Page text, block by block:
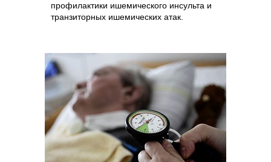
профилактики ишемического инсульта и
транзиторных ишемических атак.